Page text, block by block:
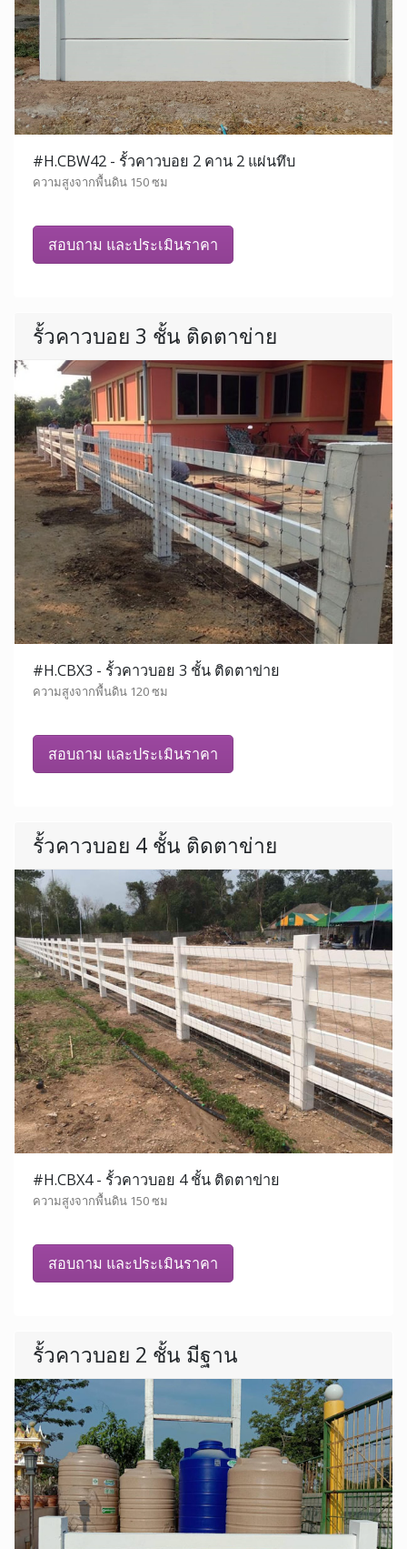
#H.CBW42 - รั้วคาวบอย 2 คาน 2 แผ่นทึบ
ความสูงจากพื้นดิน 150 ซม
สอบถาม และประเมินราคา
รั้วคาวบอย 3 ชั้น ติดตาข่าย
#H.CBX3 - รั้วคาวบอย 3 ชั้น ติดตาข่าย
ความสูงจากพื้นดิน 120 ซม
สอบถาม และประเมินราคา
รั้วคาวบอย 4 ชั้น ติดตาข่าย
#H.CBX4 - รั้วคาวบอย 4 ชั้น ติดตาข่าย
ความสูงจากพื้นดิน 150 ซม
สอบถาม และประเมินราคา
รั้วคาวบอย 2 ชั้น มีฐาน